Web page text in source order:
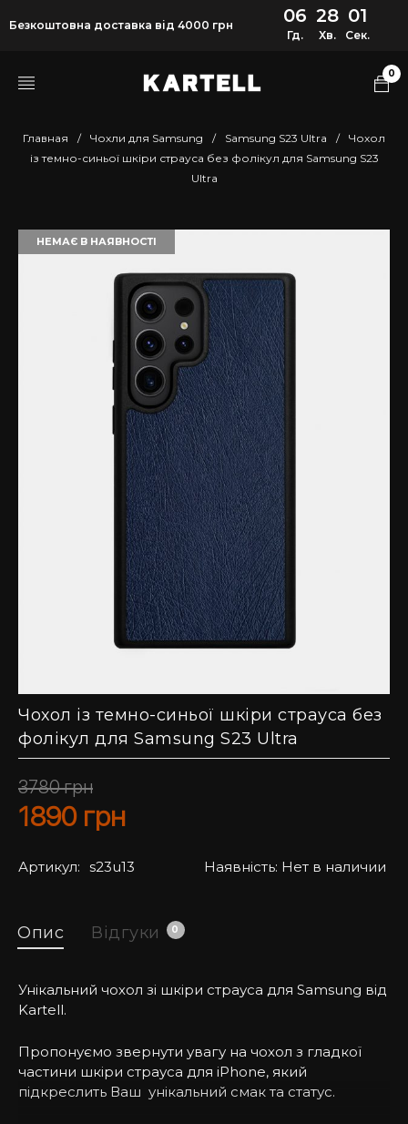
Безкоштовна доставка від 4000 грн 06
Гд.
28
Хв.
01
Сек.
0
Главная / Чохли для Samsung / Samsung S23 Ultra /
Чохол
із темно-синьої шкіри страуса без фолікул для Samsung S23
Ultra
НЕМАЄ В НАЯВНОСТІ
Чохол із темно-синьої шкіри страуса без
фолікул для Samsung S23 Ultra
3780грн
1890 грн
Артикул: s23u13 Наявність: Нет в наличии
Опис Відгуки 0
Унікальний чохол зі шкіри страуса для Samsung від
Kartell.
Пропонуємо звернути увагу на чохол з гладкої
частини шкіри страуса для iPhone, який
підкреслить Ваш унікальний смак та статус.